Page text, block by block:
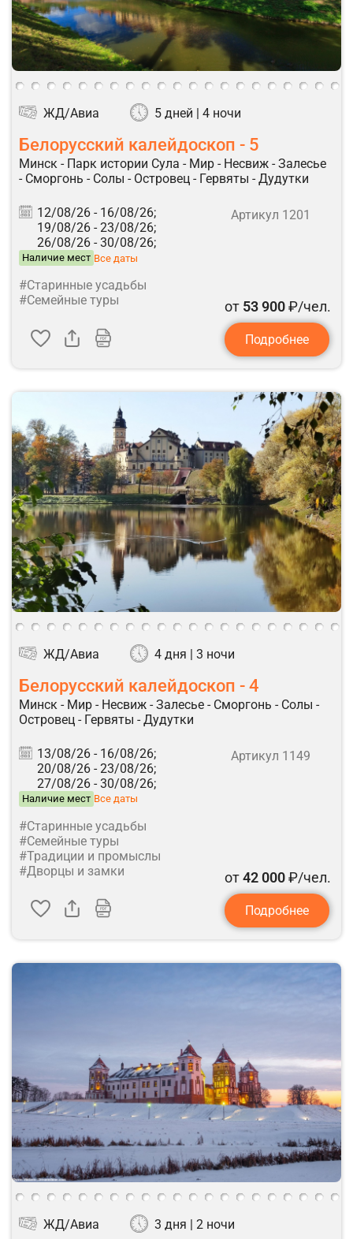
ЖД/Авиа 5 дней | 4 ночи
Белорусский калейдоскоп - 5
Минск - Парк истории Сула - Мир - Несвиж - Залесье
- Сморгонь - Солы - Островец - Гервяты - Дудутки
12/08/26 - 16/08/26;
19/08/26 - 23/08/26;
26/08/26 - 30/08/26;
Наличие мест Все даты
Артикул 1201
#Старинные усадьбы
#Семейные туры
от 53 900₽/чел.
Подробнее
ЖД/Авиа 4 дня | 3 ночи
Белорусский калейдоскоп - 4
Минск - Мир - Несвиж - Залесье - Сморгонь - Солы -
Островец - Гервяты - Дудутки
13/08/26 - 16/08/26;
20/08/26 - 23/08/26;
27/08/26 - 30/08/26;
Наличие мест Все даты
Артикул 1149
#Старинные усадьбы
#Семейные туры
#Традиции и промыслы
#Дворцы и замки
от42 000₽/чел.
Подробнее
ЖД/Авиа 3 дня | 2 ночи